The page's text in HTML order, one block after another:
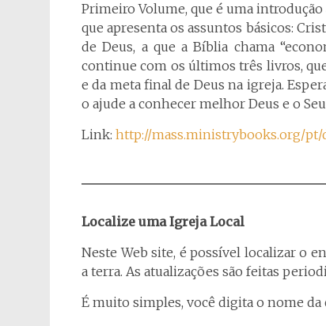
Primeiro Volume, que é uma
que apresenta os assuntos básicos:
de Deus, a que a Bíblia chama
continue com os últimos três livros,
e da meta final de Deus na igreja.
o ajude a conhecer melhor Deus e o
Link: http://mass.ministrybooks.org/
Localize uma Igreja Local
Neste Web site, é possível localizar o
a terra. As atualizações são feitas
É muito simples, você digita o nome da